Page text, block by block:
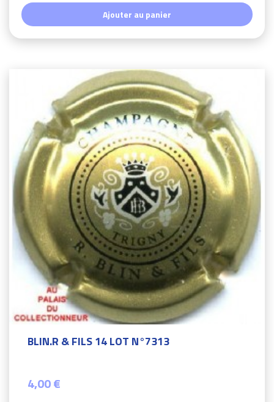
Ajouter au panier
BLIN.R & FILS 14 LOT N°7313
4,00 €